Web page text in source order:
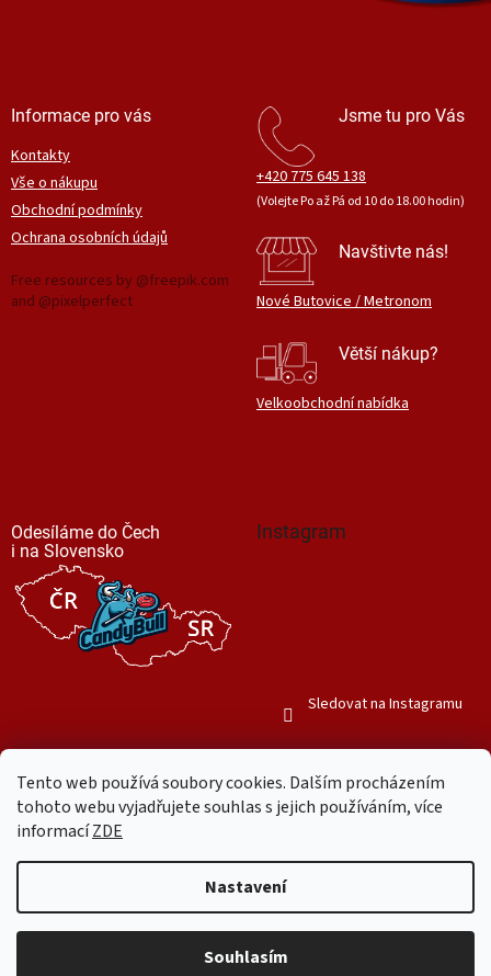
Tento web používá soubory cookies. Dalším procházením
tohoto webu vyjadřujete souhlas s jejich používáním, více
informacíZDE
Nastavení
Souhlasím
Informace pro vás
Kontakty
Vše o nákupu
Obchodní podmínky
Ochrana osobních údajů
Free resources by @freepik.com
and @pixelperfect
Jsme tu pro Vás
+420 775 645 138
(Volejte Po až Pá od 10 do 18.00 hodin)
Navštivte nás!
Nové Butovice / Metronom
Větší nákup?
Velkoobchodní nabídka
Odesíláme do Čech
i na Slovensko
Instagram
Sledovat na Instagramu
Copyright 2026Mr. Candy Bull. Všechna práva vyhrazena.Upravit
nastavení cookies